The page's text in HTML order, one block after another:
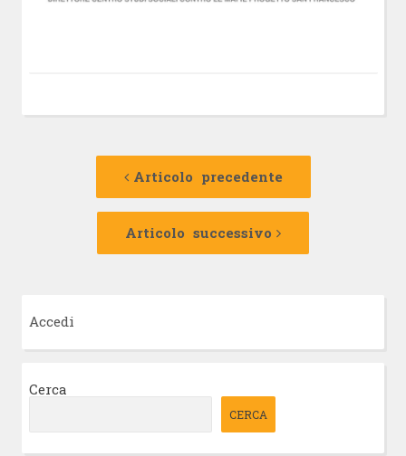
Navigazione
Articolo precedente
Articolo
Articolo successivo
Articolo
Accedi
Cerca
CERCA